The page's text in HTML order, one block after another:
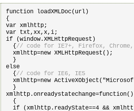
function loadXMLDoc(url)
{
var xmlhttp;
var txt,xx,x,i;
if (window.XMLHttpRequest)
  {
// code for IE7+, Firefox,
  xmlhttp=new XMLHttpRequest();
  }
else
  {
// code for IE6, IE5
xmlhttp=new
  }
xmlhttp.onreadystatechange=function()
  {
if (xmlhttp.readyState==4 &&